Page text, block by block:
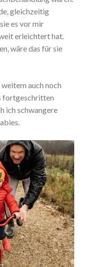
gleichzeitig
es vor mir
erleichtert hat.
wäre das für sie
auch noch
fortgeschritten
ich schwangere